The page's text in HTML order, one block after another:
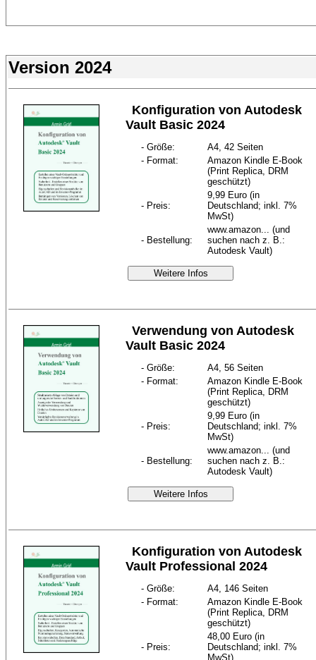
Version 2024
Konfiguration von Autodesk
Vault Basic 2024
- Größe:
A4, 42 Seiten
- Format:
Amazon Kindle E-Book
(Print Replica, DRM
geschützt)
- Preis:
9,99 Euro (in
Deutschland; inkl. 7%
MwSt)
- Bestellung:
www.amazon... (und
suchen nach z. B.:
Autodesk Vault)
Weitere Infos
Verwendung von Autodesk
Vault Basic 2024
- Größe:
A4, 56 Seiten
- Format:
Amazon Kindle E-Book
(Print Replica, DRM
geschützt)
- Preis:
9,99 Euro (in
Deutschland; inkl. 7%
MwSt)
- Bestellung:
www.amazon... (und
suchen nach z. B.:
Autodesk Vault)
Weitere Infos
Konfiguration von Autodesk
Vault Professional 2024
- Größe:
A4, 146 Seiten
- Format:
Amazon Kindle E-Book
(Print Replica, DRM
geschützt)
- Preis:
48,00 Euro (in
Deutschland; inkl. 7%
MwSt)